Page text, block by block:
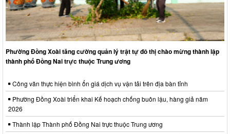
Phường Đồng Xoài tăng cường quản lý trật tự đô thị chào mừng thành lập
thành phố Đồng Nai trực thuộc Trung ương
Công văn thực hiện bình ổn giá dịch vụ vận tải trên địa bàn tỉnh
Phường Đồng Xoài triển khai Kế hoạch chống buôn lậu, hàng giả năm
2026
Thành lập Thành phố Đồng Nai trực thuộc Trung ương